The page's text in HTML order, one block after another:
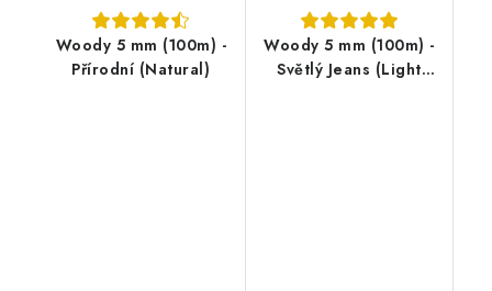
Woody 5 mm (100m) -
Přírodní (Natural)
Woody 5 mm (100m) -
Světlý Jeans (Light